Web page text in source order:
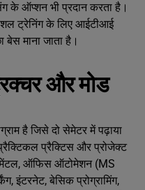
के ऑप्शन भी प्रदान करता है।
ट्रेनिंग के लिए आईटीआई
माना जाता है।
और मोड
है जिसे दो सेमेटर में पढ़ाया
प्रैक्टिस और प्रोजेक्ट
ऑफिस ऑटोमेशन (MS
इंटरनेट, बेसिक प्रोग्रामिंग,